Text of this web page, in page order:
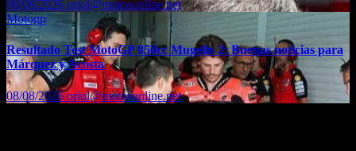
08/08/2026 oriol@motosonline.net
Motogp
Resultado Test MotoGP 850cc Mugello 2: Buenas noticias para
Márquez y Acosta
08/08/2026oriol@motosonline.net